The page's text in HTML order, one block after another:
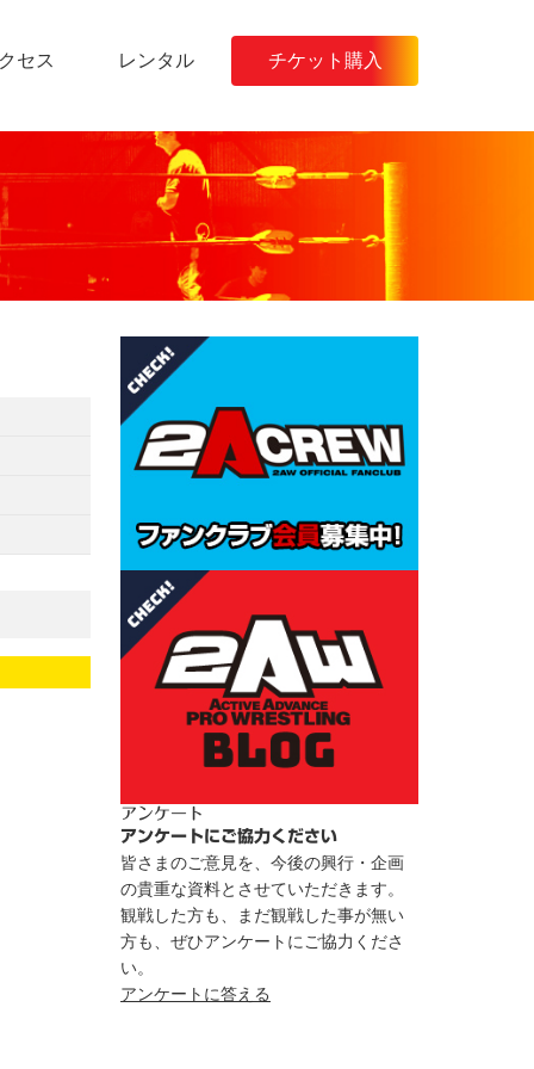
セス レンタル チケット購入
アンケート
アンケートにご協力ください
皆さまのご意見を、今後の興行・企画
の貴重な資料とさせていただきます。
観戦した方も、まだ観戦した事が無い
方も、ぜひアンケートにご協力くださ
い。
アンケートに答える